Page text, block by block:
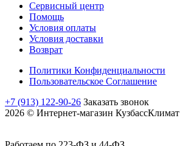
Сервисный центр
Помощь
Условия оплаты
Условия доставки
Возврат
Политики Конфиденциальности
Пользовательское Соглашение
+7 (913) 122-90-26 Заказать звонок
2026 © Интернет-магазин КузбассКлимат